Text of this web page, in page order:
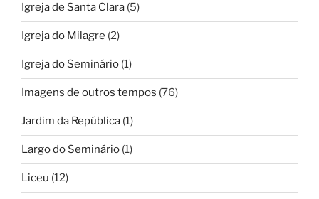
Igreja de Santa Clara (5)
Igreja do Milagre (2)
Igreja do Seminário (1)
Imagens de outros tempos (76)
Jardim da República (1)
Largo do Seminário (1)
Liceu (12)